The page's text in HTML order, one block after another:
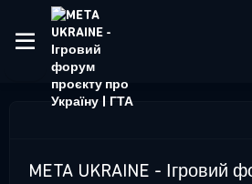
META UKRAINE - Ігровий